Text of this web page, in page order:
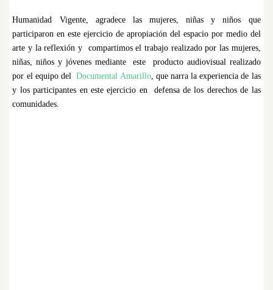
Humanidad Vigente, agradece las mujeres, niñas y niños que
participaron en este ejercicio de apropiación del espacio por medio del
arte y la reflexión y compartimos el trabajo realizado por las mujeres,
niñas, niños y jóvenes mediante este producto audiovisual realizado
por el equipo delDocumental Amarillo, que narra la experiencia de las
y los participantes en este ejercicio en defensa de los derechos de las
comunidades.